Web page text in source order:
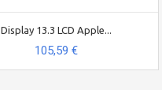
Display 13.3 LCD Apple...
105,59 €